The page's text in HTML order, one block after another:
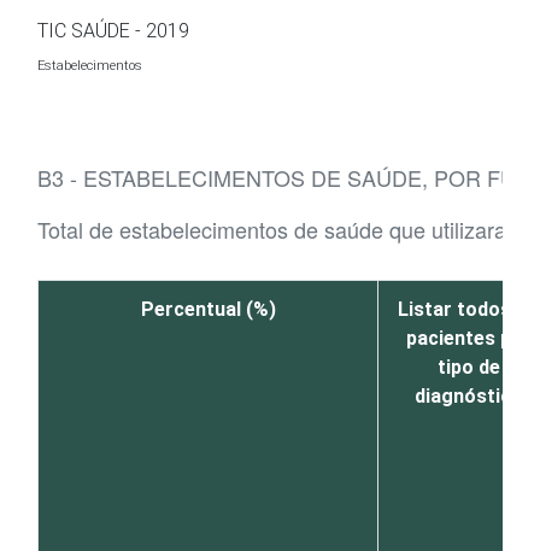
Ir para o conteúdo
TIC SAÚDE - 2019
Estabelecimentos
B3 - ESTABELECIMENTOS DE SAÚDE, POR
Total de estabelecimentos de saúde que utilizaram
Percentual (%)
Listar todos os
pacientes por
tipo de
diagnóstico